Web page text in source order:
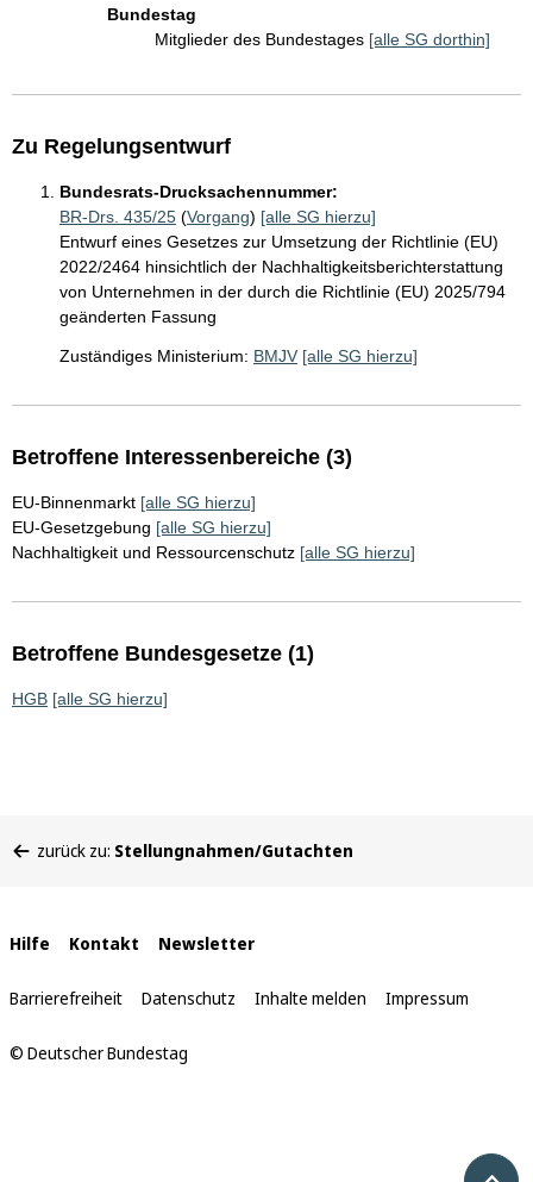
Bundestag
Mitglieder des Bundestages [alle SG dorthin]
Zu Regelungsentwurf
Bundesrats-Drucksachennummer:
BR-Drs. 435/25 (Vorgang) [alle SG hierzu]
Entwurf eines Gesetzes zur Umsetzung der Richtlinie (EU)
2022/2464 hinsichtlich der Nachhaltigkeitsberichterstattung
von Unternehmen in der durch die Richtlinie (EU) 2025/794
geänderten Fassung
Zuständiges Ministerium: BMJV [alle SG hierzu]
Betroffene Interessenbereiche (3)
EU-Binnenmarkt [alle SG hierzu]
EU-Gesetzgebung [alle SG hierzu]
Nachhaltigkeit und Ressourcenschutz [alle SG hierzu]
Betroffene Bundesgesetze (1)
HGB [alle SG hierzu]
befinden
zurück zu: Stellungnahmen/Gutachten
Interne
Links
Hilfe Kontakt Newsletter
Barrierefreiheit Datenschutz Inhalte melden Impressum
© Deutscher Bundestag